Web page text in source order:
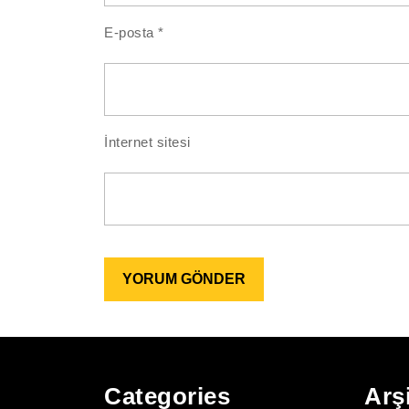
E-posta*
İnternet sitesi
Categories